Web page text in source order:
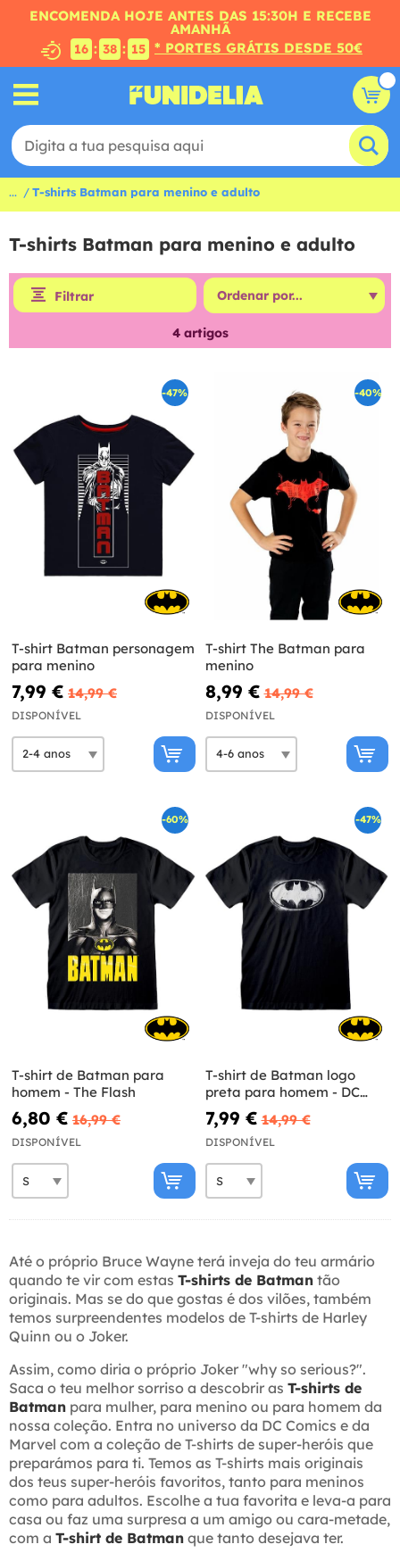
ENCOMENDA HOJE ANTES DAS 15:30H E RECEBE
AMANHÃ
16 : 38 : 15 * PORTES GRÁTIS DESDE 50€
... T-shirts Batman para menino e adulto
T-shirts Batman para menino e adulto
Filtrar
4artigos
-47%
T-shirt Batman personagem
para menino
7,99 € 14,99 €
DISPONÍVEL
-40%
T-shirt The Batman para
menino
8,99 € 14,99 €
DISPONÍVEL
-60%
T-shirt de Batman para
homem - The Flash
6,80 € 16,99 €
DISPONÍVEL
-47%
T-shirt de Batman logo
preta para homem - DC
Comics
7,99 € 14,99 €
DISPONÍVEL
Até o próprio Bruce Wayne terá inveja do teu armário
quando te vir com estas T-shirts de Batman tão
originais. Mas se do que gostas é dos vilões, também
temos surpreendentes modelos de T-shirts de Harley
Quinn ou o Joker.
Assim, como diria o próprio Joker "why so serious?".
Saca o teu melhor sorriso a descobrir as T-shirts de
Batman para mulher, para menino ou para homem da
nossa coleção. Entra no universo da DC Comics e da
Marvel com a coleção de T-shirts de super-heróis que
preparámos para ti. Temos as T-shirts mais originais
dos teus super-heróis favoritos, tanto para meninos
como para adultos. Escolhe a tua favorita e leva-a para
casa ou faz uma surpresa a um amigo ou cara-metade,
com a T-shirt de Batman que tanto desejava ter.